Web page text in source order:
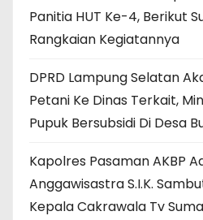
Panitia HUT Ke-4, Berikut
Rangkaian Kegiatannya
DPRD Lampung Selatan
Petani Ke Dinas Terkait,
Pupuk Bersubsidi Di Desa
Kapolres Pasaman AKBP
Anggawisastra S.I.K.
Kepala Cakrawala Tv